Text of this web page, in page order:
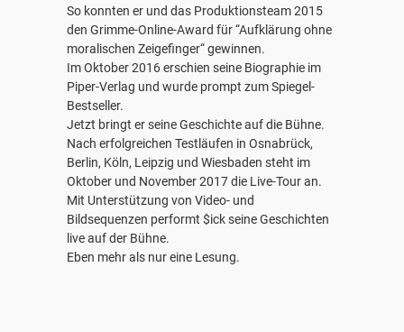
So konnten er und das Produktionsteam 2015
den Grimme-Online-Award für “Aufklärung ohne
moralischen Zeigefinger“ gewinnen.
Im Oktober 2016 erschien seine Biographie im
Piper-Verlag und wurde prompt zum Spiegel-
Bestseller.
Jetzt bringt er seine Geschichte auf die Bühne.
Nach erfolgreichen Testläufen in Osnabrück,
Berlin, Köln, Leipzig und Wiesbaden steht im
Oktober und November 2017 die Live-Tour an.
Mit Unterstützung von Video- und
Bildsequenzen performt $ick seine Geschichten
live auf der Bühne.
Eben mehr als nur eine Lesung.